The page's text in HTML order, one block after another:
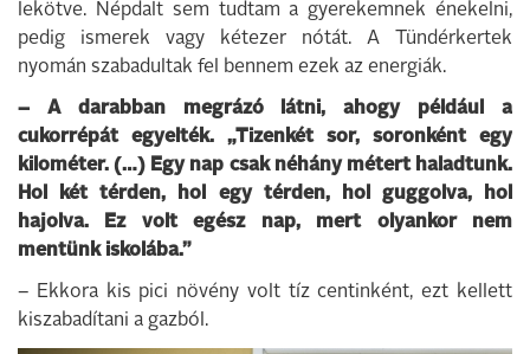
lekötve. Népdalt sem tudtam a gyerekemnek énekelni,
pedig ismerek vagy kétezer nótát. A Tündérkertek
nyomán szabadultak fel bennem ezek az energiák.
– A darabban megrázó látni, ahogy például a
cukorrépát egyelték. „Tizenkét sor, soronként egy
kilométer. (…) Egy nap csak néhány métert haladtunk.
Hol két térden, hol egy térden, hol guggolva, hol
hajolva. Ez volt egész nap, mert olyankor nem
mentünk iskolába.”
– Ekkora kis pici növény volt tíz centinként, ezt kellett
kiszabadítani a gazból.